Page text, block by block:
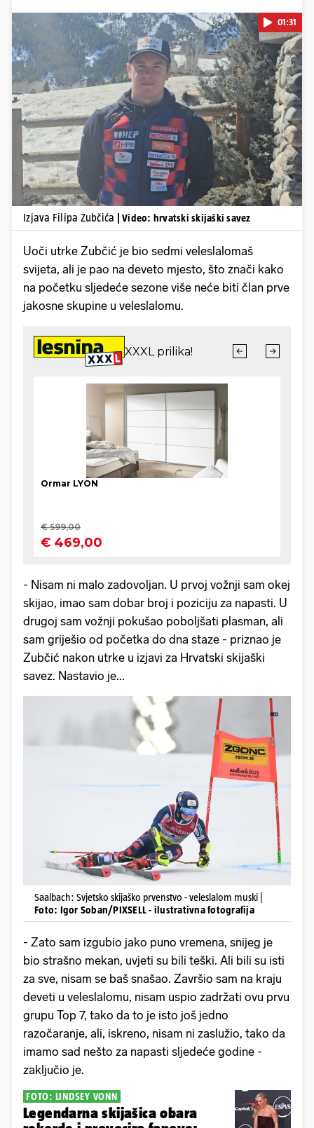
Pokretanje videa...
01:31
Izjava Filipa Zubčića | Video: hrvatski skijaški savez
Uoči utrke Zubčić je bio sedmi veleslalomaš
svijeta, ali je pao na deveto mjesto, što znači kako
na početku sljedeće sezone više neće biti član prve
jakosne skupine u veleslalomu.
- Nisam ni malo zadovoljan. U prvoj vožnji sam okej
skijao, imao sam dobar broj i poziciju za napasti. U
drugoj sam vožnji pokušao poboljšati plasman, ali
sam griješio od početka do dna staze - priznao je
Zubčić nakon utrke u izjavi za Hrvatski skijaški
savez. Nastavio je...
Saalbach: Svjetsko skijaško prvenstvo - veleslalom muski |
Foto: Igor Soban/PIXSELL - ilustrativna fotografija
- Zato sam izgubio jako puno vremena, snijeg je
bio strašno mekan, uvjeti su bili teški. Ali bili su isti
za sve, nisam se baš snašao. Završio sam na kraju
deveti u veleslalomu, nisam uspio zadržati ovu prvu
grupu Top 7, tako da to je isto još jedno
razočaranje, ali, iskreno, nisam ni zaslužio, tako da
imamo sad nešto za napasti sljedeće godine -
zaključio je.
FOTO: LINDSEY VONN
Legendarna skijašica obara